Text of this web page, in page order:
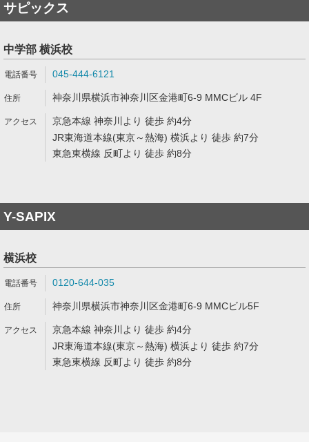
サピックス
中学部 横浜校
045-444-6121
神奈川県横浜市神奈川区金港町6-9 MMCビル 4F
京急本線 神奈川より 徒歩 約4分
JR東海道本線(東京～熱海) 横浜より 徒歩 約7分
東急東横線 反町より 徒歩 約8分
Y-SAPIX
横浜校
0120-644-035
神奈川県横浜市神奈川区金港町6-9 MMCビル5F
京急本線 神奈川より 徒歩 約4分
JR東海道本線(東京～熱海) 横浜より 徒歩 約7分
東急東横線 反町より 徒歩 約8分